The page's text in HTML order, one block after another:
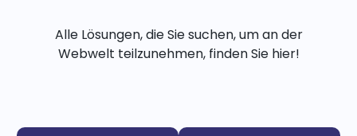
Alle Lösungen, die Sie suchen, um an der
Webwelt teilzunehmen, finden Sie hier!